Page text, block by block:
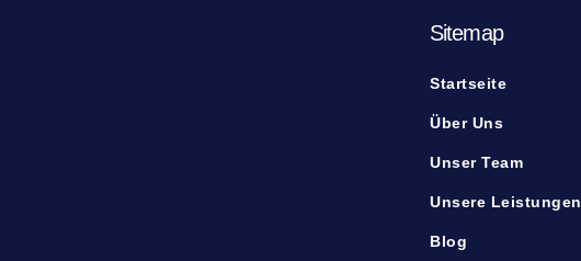
Sitemap
Startseite
Über Uns
Unser Team
Unsere Leistungen
Blog